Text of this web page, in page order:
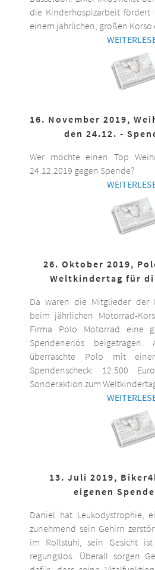
die Kinderhospizarbeit
einem jährlichen, großen Korso
16. November 2019,
den 24.12. -
Wer möchte einen Top
24.12.2019 gegen Spende?
26. Oktober 2019,
Weltkindertag für
Da waren die Mitglieder der
beim jährlichen Motorrad-
Firma Polo Motorrad eine
Spendenerlös beigetragen.
überraschte Polo mit
Spendenscheck: 12.500
Sonderaktion zum
13. Juli 2019,
eigenen
Daniel hat Leukodystrophie,
zunehmend sein Gehirn
im Rollstuhl, sein Gesicht
regungslos. Überall sorgen